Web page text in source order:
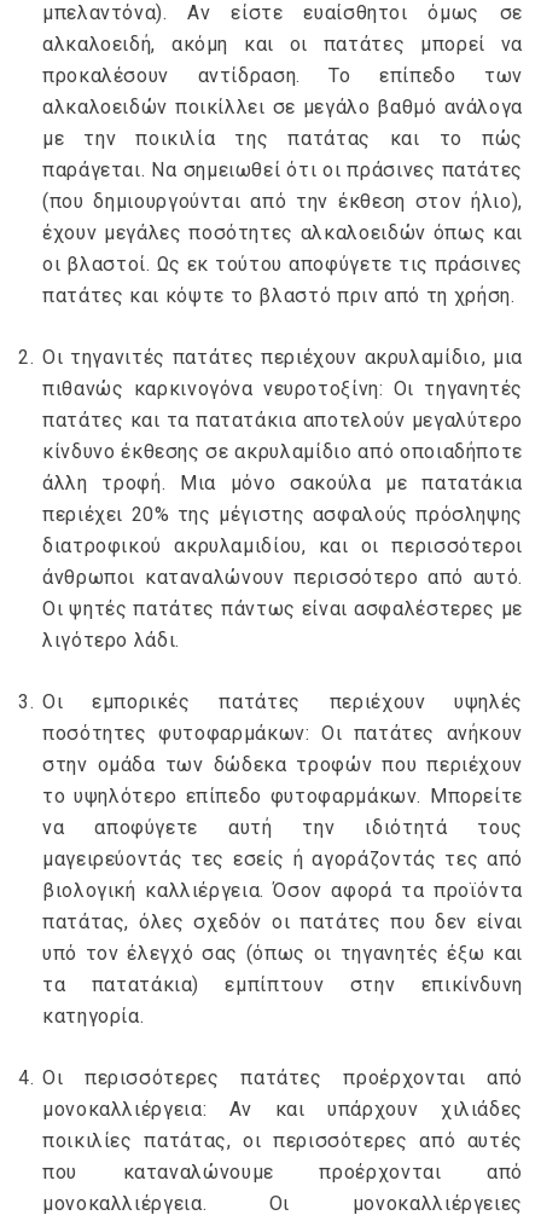
μπελαντόνα). Αν είστε ευαίσθητοι όμως σε
αλκαλοειδή, ακόμη και οι πατάτες μπορεί να
προκαλέσουν αντίδραση. Το επίπεδο των
αλκαλοειδών ποικίλλει σε μεγάλο βαθμό ανάλογα
με την ποικιλία της πατάτας και το πώς
παράγεται. Να σημειωθεί ότι οι πράσινες πατάτες
(που δημιουργούνται από την έκθεση στον ήλιο),
έχουν μεγάλες ποσότητες αλκαλοειδών όπως και
οι βλαστοί. Ως εκ τούτου αποφύγετε τις πράσινες
πατάτες και κόψτε το βλαστό πριν από τη χρήση.
Οι τηγανιτές πατάτες περιέχουν ακρυλαμίδιο, μια
πιθανώς καρκινογόνα νευροτοξίνη: Οι τηγανητές
πατάτες και τα πατατάκια αποτελούν μεγαλύτερο
κίνδυνο έκθεσης σε ακρυλαμίδιο από οποιαδήποτε
άλλη τροφή. Μια μόνο σακούλα με πατατάκια
περιέχει 20% της μέγιστης ασφαλούς πρόσληψης
διατροφικού ακρυλαμιδίου, και οι περισσότεροι
άνθρωποι καταναλώνουν περισσότερο από αυτό.
Οι ψητές πατάτες πάντως είναι ασφαλέστερες με
λιγότερο λάδι.
Οι εμπορικές πατάτες περιέχουν υψηλές
ποσότητες φυτοφαρμάκων: Οι πατάτες ανήκουν
στην ομάδα των δώδεκα τροφών που περιέχουν
το υψηλότερο επίπεδο φυτοφαρμάκων. Μπορείτε
να αποφύγετε αυτή την ιδιότητά τους
μαγειρεύοντάς τες εσείς ή αγοράζοντάς τες από
βιολογική καλλιέργεια. Όσον αφορά τα προϊόντα
πατάτας, όλες σχεδόν οι πατάτες που δεν είναι
υπό τον έλεγχό σας (όπως οι τηγανητές έξω και
τα πατατάκια) εμπίπτουν στην επικίνδυνη
κατηγορία.
Οι περισσότερες πατάτες προέρχονται από
μονοκαλλιέργεια: Αν και υπάρχουν χιλιάδες
ποικιλίες πατάτας, οι περισσότερες από αυτές
που καταναλώνουμε προέρχονται από
μονοκαλλιέργεια. Οι μονοκαλλιέργειες